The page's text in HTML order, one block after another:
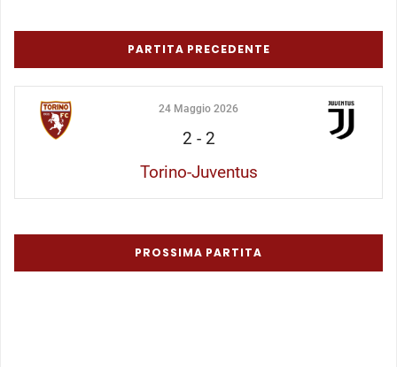
PARTITA PRECEDENTE
24 Maggio 2026
2 - 2
Torino-Juventus
PROSSIMA PARTITA